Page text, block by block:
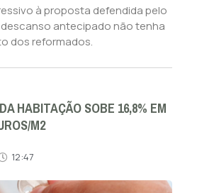
à proposta defendida pelo
descanso antecipado não tenha
dos reformados.
HABITAÇÃO SOBE 16,8% EM
M2
12:47